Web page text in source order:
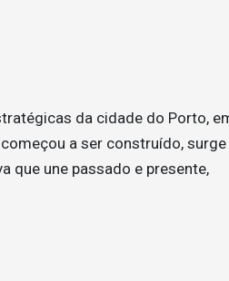
da cidade do Porto,
a ser construído, surge
que une passado e presente,